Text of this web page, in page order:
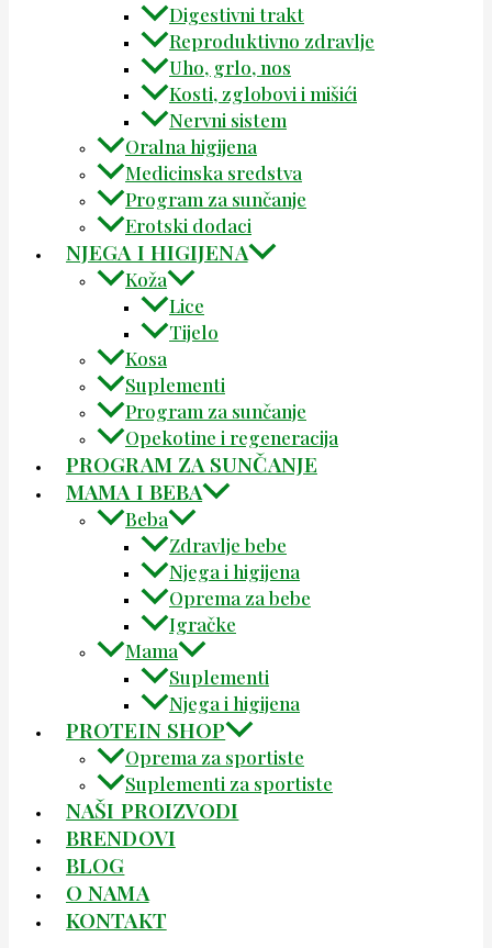
Digestivni trakt
Reproduktivno zdravlje
Uho, grlo, nos
Kosti, zglobovi i mišići
Nervni sistem
Oralna higijena
Medicinska sredstva
Program za sunčanje
Erotski dodaci
NJEGA I HIGIJENA
Koža
Lice
Tijelo
Kosa
Suplementi
Program za sunčanje
Opekotine i regeneracija
PROGRAM ZA SUNČANJE
MAMA I BEBA
Beba
Zdravlje bebe
Njega i higijena
Oprema za bebe
Igračke
Mama
Suplementi
Njega i higijena
PROTEIN SHOP
Oprema za sportiste
Suplementi za sportiste
NAŠI PROIZVODI
BRENDOVI
BLOG
O NAMA
KONTAKT